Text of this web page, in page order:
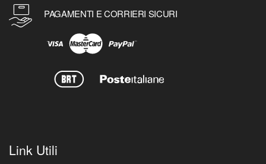
PAGAMENTI E CORRIERI SICURI
Link Utili